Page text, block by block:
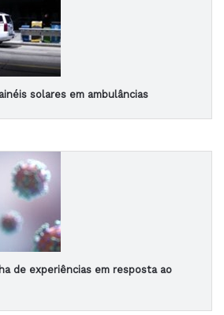
solares em ambulâncias
de experiências em resposta ao